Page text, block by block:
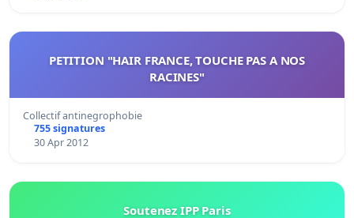
PETITION "HAIR FRANCE, TOUCHE PAS A NOS
RACINES"
Collectif antinegrophobie
755 signatures
30 Apr 2012
Soutenez IPP Paris